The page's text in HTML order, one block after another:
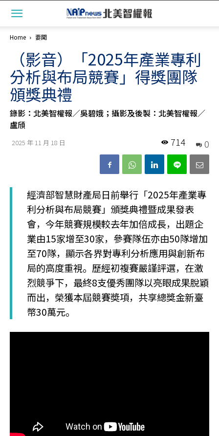
Home 要聞
（影音）「2025年產業專利
分析與布局競賽」得獎團隊
頒獎典禮
錄影：北美智權報／吳碧娥；攝影及後製：北美智權報／
盧頎
2025 年 11 月 18 日 0
714
經濟部智慧財產局日前舉行「2025年產業專
利分析與布局競賽」頒獎典禮暨成果發表
會，今年競賽規模較去年加倍成長，出題企
業由15家增至30家，參賽隊伍亦由50隊增加
至70隊，顯示各界對專利分析應用與創新布
局的高度重視。歷經初複賽嚴謹評選，在激
烈競爭下，最終8支優秀團隊以亮眼成果脫穎
而出，榮獲本屆競賽奬項，共享總獎金新臺
幣30萬元。